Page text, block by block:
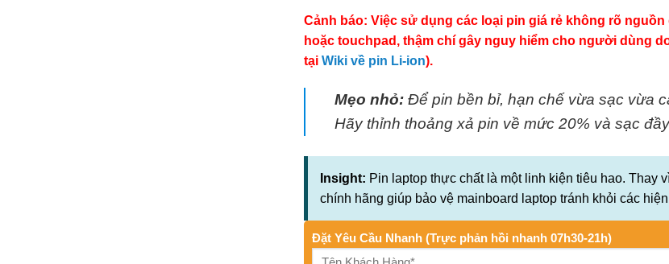
Cảnh báo: Việc sử dụng các loại pin giá rẻ không rõ
hoặc touchpad, thậm chí gây nguy hiểm cho người dùng
tại Wiki về pin Li-ion).
Mẹo nhỏ: Để pin bền bỉ, hạn chế vừa sạc vừa
Hãy thỉnh thoảng xả pin về mức 20% và sạc
Insight: Pin laptop thực chất là một linh kiện tiêu hao. Thay
chính hãng giúp bảo vệ mainboard laptop tránh khỏi các
Đặt Yêu Cầu Nhanh (Trực phản hồi nhanh 07h30-21h)